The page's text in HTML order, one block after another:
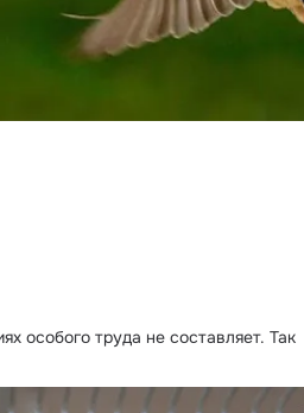
особого труда не составляет. Так